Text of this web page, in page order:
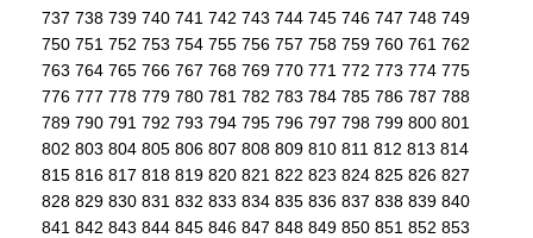
737 738 739 740 741 742 743 744 745 746 747 748 749
750 751 752 753 754 755 756 757 758 759 760 761 762
763 764 765 766 767 768 769 770 771 772 773 774 775
776 777 778 779 780 781 782 783 784 785 786 787 788
789 790 791 792 793 794 795 796 797 798 799 800 801
802 803 804 805 806 807 808 809 810 811 812 813 814
815 816 817 818 819 820 821 822 823 824 825 826 827
828 829 830 831 832 833 834 835 836 837 838 839 840
841 842 843 844 845 846 847 848 849 850 851 852 853